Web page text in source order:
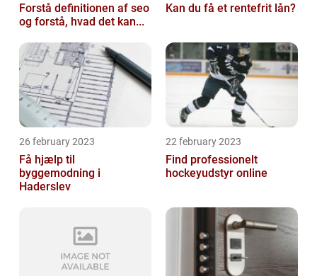
Forstå definitionen af seo
og forstå, hvad det kan...
Kan du få et rentefrit lån?
26 february 2023
Få hjælp til
byggemodning i
Haderslev
22 february 2023
Find professionelt
hockeyudstyr online